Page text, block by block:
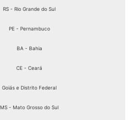
RS - Rio Grande do Sul
PE - Pernambuco
BA - Bahia
CE - Ceará
Goiás e Distrito Federal
MS - Mato Grosso do Sul